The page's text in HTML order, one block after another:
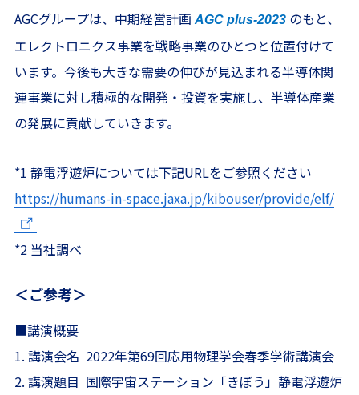
AGCグループは、中期経営計画AGC plus-2023のもと、
エレクトロニクス事業を戦略事業のひとつと位置付けて
います。今後も大きな需要の伸びが見込まれる半導体関
連事業に対し積極的な開発・投資を実施し、半導体産業
の発展に貢献していきます。
*1 静電浮遊炉については下記URLをご参照ください
https://humans-in-space.jaxa.jp/kibouser/provide/elf/
*2 当社調べ
＜ご参考＞
■講演概要
1. 講演会名 2022年第69回応用物理学会春季学術講演会
2. 講演題目 国際宇宙ステーション「きぼう」静電浮遊炉